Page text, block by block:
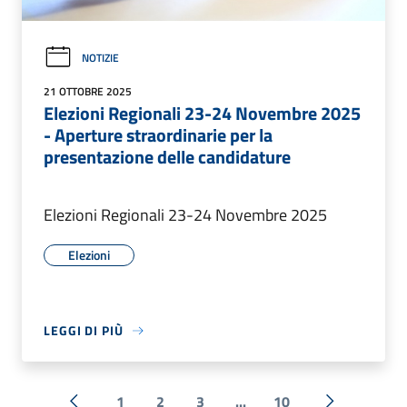
NOTIZIE
21 OTTOBRE 2025
Elezioni Regionali 23-24 Novembre 2025
- Aperture straordinarie per la
presentazione delle candidature
Elezioni Regionali 23-24 Novembre 2025
Elezioni
LEGGI DI PIÙ
1 2 3 ... 10